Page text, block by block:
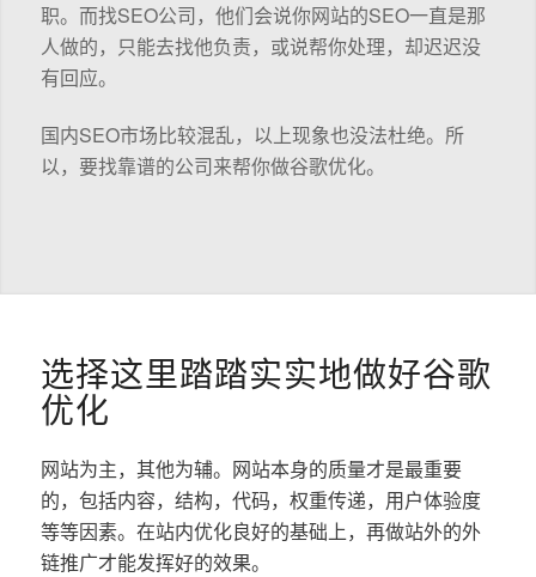
职。而找SEO公司，他们会说你网站的SEO一直是那
人做的，只能去找他负责，或说帮你处理，却迟迟没
有回应。
国内SEO市场比较混乱，以上现象也没法杜绝。所
以，要找靠谱的公司来帮你做谷歌优化。
选择这里踏踏实实地做好谷歌
优化
网站为主，其他为辅。网站本身的质量才是最重要
的，包括内容，结构，代码，权重传递，用户体验度
等等因素。在站内优化良好的基础上，再做站外的外
链推广才能发挥好的效果。